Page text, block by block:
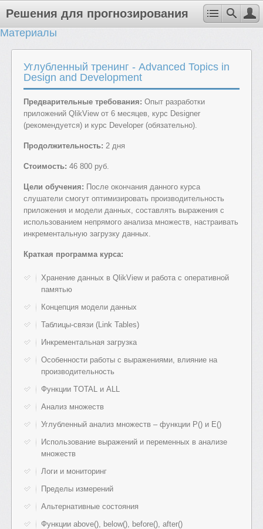
Решения для прогнозирования
Материалы
Углубленный тренинг - Advanced Topics in
Design and Development
Предварительные требования: Опыт разработки
приложений QlikView от 6 месяцев, курс Designer
(рекомендуется) и курс Developer (обязательно).
Продолжительность: 2 дня
Стоимость: 46 800 руб.
Цели обучения: После окончания данного курса
слушатели смогут оптимизировать производительность
приложения и модели данных, составлять выражения с
использованием непрямого анализа множеств, настраивать
инкрементальную загрузку данных.
Краткая программа курса:
Хранение данных в QlikView и работа с оперативной
памятью
Концепция модели данных
Таблицы-связи (Link Tables)
Инкрементальная загрузка
Особенности работы с выражениями, влияние на
производительность
Функции TOTAL и ALL
Анализ множеств
Углубленный анализ множеств – функции P() и Е()
Использование выражений и переменных в анализе
множеств
Логи и мониторинг
Пределы измерений
Альтернативные состояния
Функции above(), below(), before(), after()